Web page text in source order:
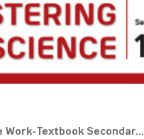
Work-Textbook Secondar...